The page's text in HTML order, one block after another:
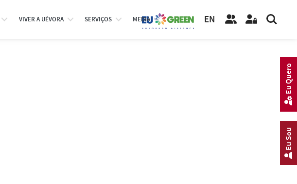
VIVER A UÉVORA SERVIÇOS MEDIA EN
Eu Sou
Eu Quero